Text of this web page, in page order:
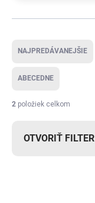
NAJPREDÁVANEJŠIE
ABECEDNE
2 položiek celkom
OTVORIŤ FILTER